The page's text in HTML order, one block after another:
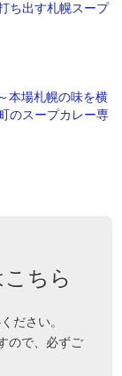
ち出す札幌スープ
本場札幌の味を横
のスープカレー専
ちら
ださい。
ので、必ずご